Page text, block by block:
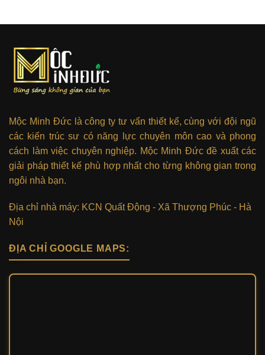
Mộc Minh Đức là công ty tư vấn thiết kế, cùng với đội ngũ
các kiến trúc sư có năng lực chuyên môn cao và phong
cách làm việc chuyên nghiệp. Mộc Minh Đức đề xuất các
giải pháp thiết kế phù hợp nhất cho từng không gian trong
ngôi nhà bạn.
Địa chỉ nhà máy: KCN Quất Động - Xã Thượng Phúc - Hà
Nội
ĐỊA CHỈ GOOGLE MAPS: